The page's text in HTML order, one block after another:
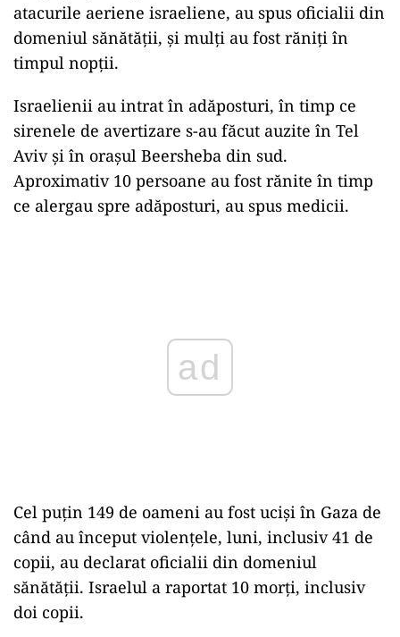
atacurile aeriene israeliene, au spus oficialii din
domeniul sănătății, și mulți au fost răniți în
timpul nopții.
Israelienii au intrat în adăposturi, în timp ce
sirenele de avertizare s-au făcut auzite în Tel
Aviv și în orașul Beersheba din sud.
Aproximativ 10 persoane au fost rănite în timp
ce alergau spre adăposturi, au spus medicii.
Cel puțin 149 de oameni au fost uciși în Gaza de
când au început violențele, luni, inclusiv 41 de
copii, au declarat oficialii din domeniul
sănătății. Israelul a raportat 10 morți, inclusiv
doi copii.